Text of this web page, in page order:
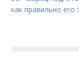
как правильно его